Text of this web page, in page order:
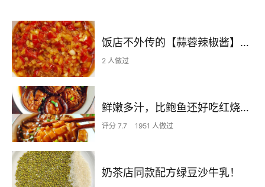
饭店不外传的【蒜蓉辣椒酱】自己在家也可以做出
2 人做过
鲜嫩多汁，比鲍鱼还好吃红烧香菇
评分 7.7 1951 人做过
奶茶店同款配方绿豆沙牛乳！